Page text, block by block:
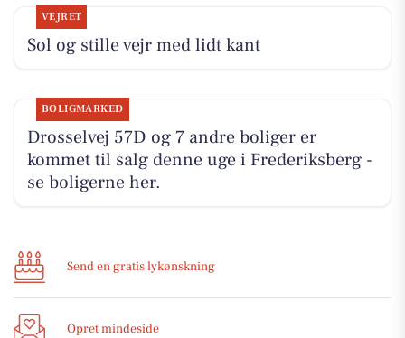
VEJRET
Sol og stille vejr med lidt kant
BOLIGMARKED
Drosselvej 57D og 7 andre boliger er
kommet til salg denne uge i Frederiksberg -
se boligerne her.
Send en gratis lykønskning
Opret mindeside